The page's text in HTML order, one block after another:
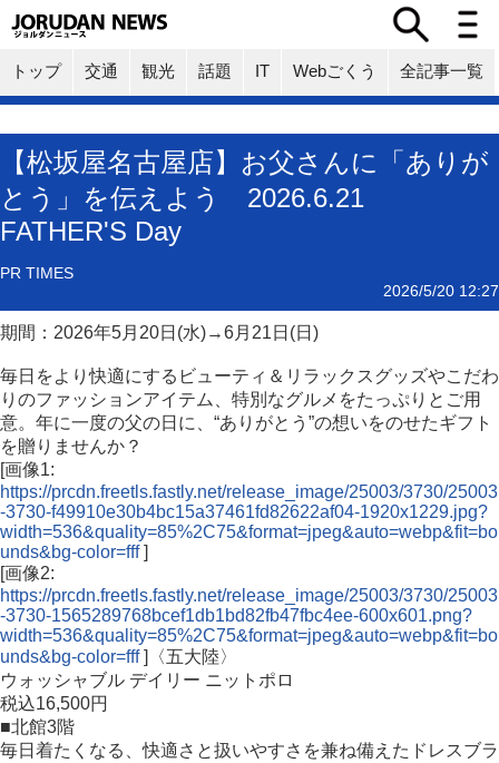
トップ 交通 観光 話題 IT Webごくう 全記事一覧
【松坂屋名古屋店】お父さんに「ありが
とう」を伝えよう 2026.6.21
FATHER'S Day
PR TIMES
2026/5/20 12:27
期間：2026年5月20日(水)→6月21日(日)
毎日をより快適にするビューティ＆リラックスグッズやこだわ
りのファッションアイテム、特別なグルメをたっぷりとご用
意。年に一度の父の日に、“ありがとう”の想いをのせたギフト
を贈りませんか？
[画像1:
https://prcdn.freetls.fastly.net/release_image/25003/3730/25003
-3730-f49910e30b4bc15a37461fd82622af04-1920x1229.jpg?
width=536&quality=85%2C75&format=jpeg&auto=webp&fit=bo
unds&bg-color=fff]
[画像2:
https://prcdn.freetls.fastly.net/release_image/25003/3730/25003
-3730-1565289768bcef1db1bd82fb47fbc4ee-600x601.png?
width=536&quality=85%2C75&format=jpeg&auto=webp&fit=bo
unds&bg-color=fff]〈五大陸〉
ウォッシャブル デイリー ニットポロ
税込16,500円
■北館3階
毎日着たくなる、快適さと扱いやすさを兼ね備えたドレスブラ